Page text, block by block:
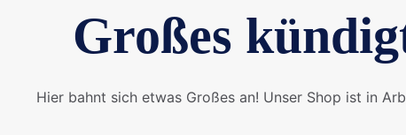
Großes
Hier bahnt sich etwas Großes an! Unser Shop ist in